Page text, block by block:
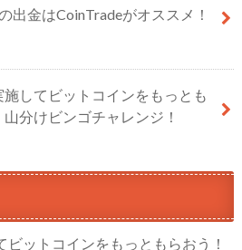
出金はCoinTradeがオススメ！
施してビットコインをもっとも
山分けビンゴチャレンジ！
ビットコインをもっともらおう！